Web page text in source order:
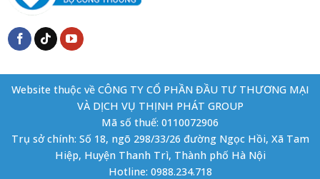
Website thuộc về CÔNG TY CỔ PHẦN ĐẦU TƯ THƯƠNG MẠI
VÀ DỊCH VỤ THỊNH PHÁT GROUP
Mã số thuế: 0110072906
Trụ sở chính: Số 18, ngõ 298/33/26 đường Ngọc Hồi, Xã Tam
Hiệp, Huyện Thanh Trì, Thành phố Hà Nội
Hotline: 0988.234.718